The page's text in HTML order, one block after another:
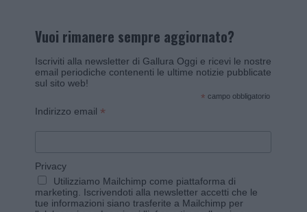
Vuoi rimanere sempre aggiornato?
Iscriviti alla newsletter di Gallura Oggi e ricevi le nostre
email periodiche contenenti le ultime notizie pubblicate
sul sito web!
* campo obbligatorio
Indirizzo email *
Privacy
Utilizziamo Mailchimp come piattaforma di
marketing. Iscrivendoti alla newsletter accetti che le
tue informazioni siano trasferite a Mailchimp per